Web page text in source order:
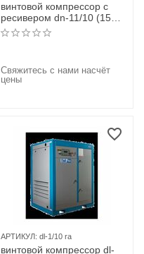
винтовой компрессор с
ресивером dn-11/10 (1500
л/мин, 11 квт) dali
Свяжитесь с нами насчёт
цены
АРТИКУЛ: dl-1/10 ra
винтовой компрессор dl-